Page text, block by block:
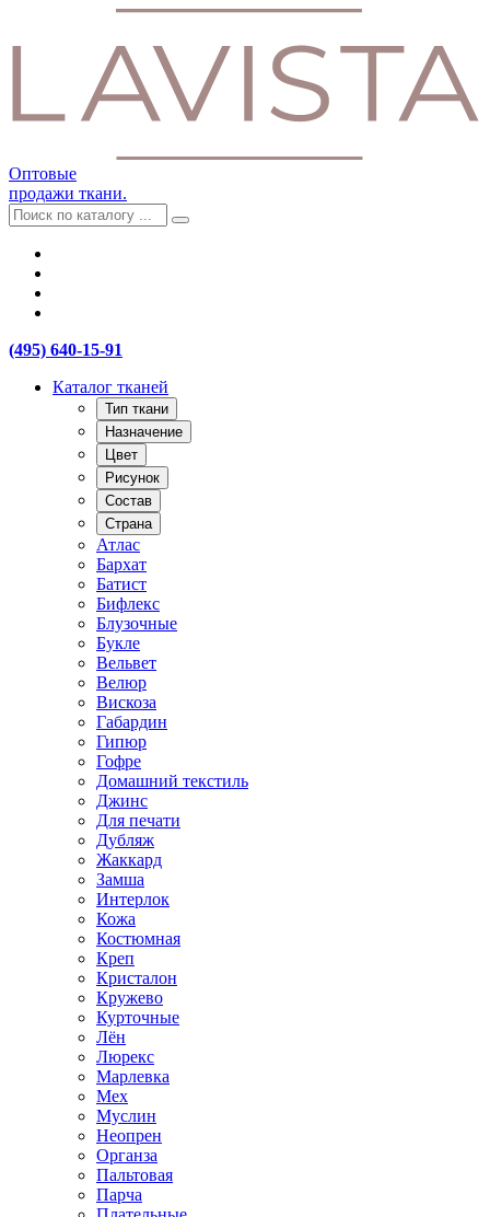
Оптовые
продажи ткани.
(495) 640-15-91
Каталог тканей
Тип ткани
Назначение
Цвет
Рисунок
Состав
Страна
Атлас
Бархат
Батист
Бифлекс
Блузочные
Букле
Вельвет
Велюр
Вискоза
Габардин
Гипюр
Гофре
Домашний текстиль
Джинс
Для печати
Дубляж
Жаккард
Замша
Интерлок
Кожа
Костюмная
Креп
Кристалон
Кружево
Курточные
Лён
Люрекс
Марлевка
Мех
Муслин
Неопрен
Органза
Пальтовая
Парча